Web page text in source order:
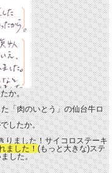
か。
「肉のいとう」の仙台牛ロ
したか。
りました！サイコロステーキ
ました！ (もっと大きな)ステ
した。